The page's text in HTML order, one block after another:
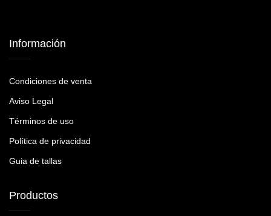
Información
Condiciones de venta
Aviso Legal
Términos de uso
Política de privacidad
Guia de tallas
Productos